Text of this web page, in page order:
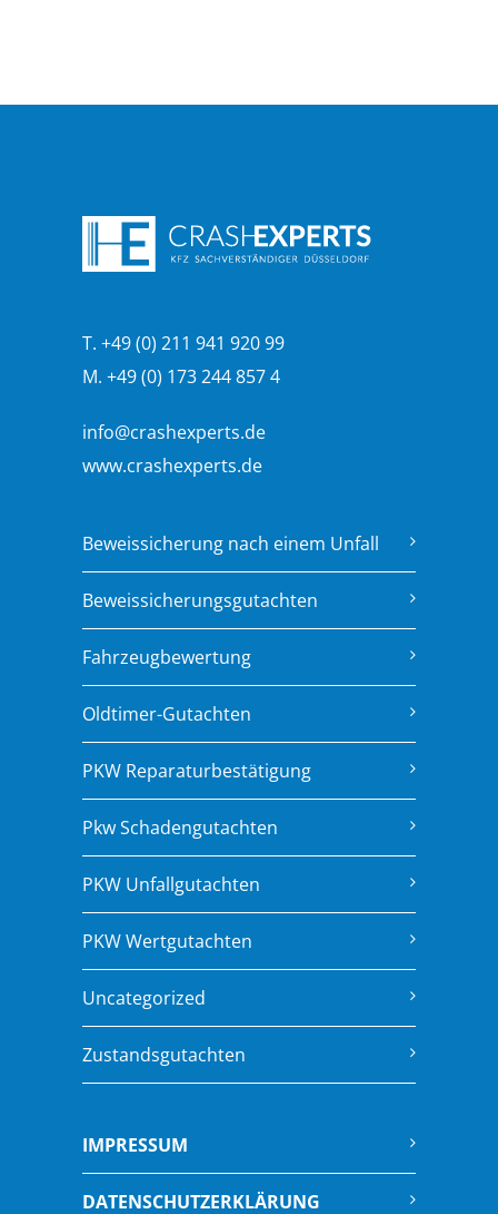
T. +49 (0) 211 941 920 99
M. +49 (0) 173 244 857 4
info@crashexperts.de
www.crashexperts.de
Beweissicherung nach einem Unfall
Beweissicherungsgutachten
Fahrzeugbewertung
Oldtimer-Gutachten
PKW Reparaturbestätigung
Pkw Schadengutachten
PKW Unfallgutachten
PKW Wertgutachten
Uncategorized
Zustandsgutachten
IMPRESSUM
DATENSCHUTZERKLÄRUNG